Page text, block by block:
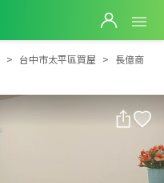
長億商圈旁全新整理透天
台中市太平區買屋
長億商